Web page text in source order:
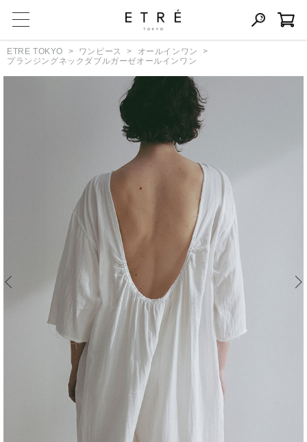
ETRE TOKYO ワンピース
オールインワン
プランジングネックダブルガーゼオールインワン